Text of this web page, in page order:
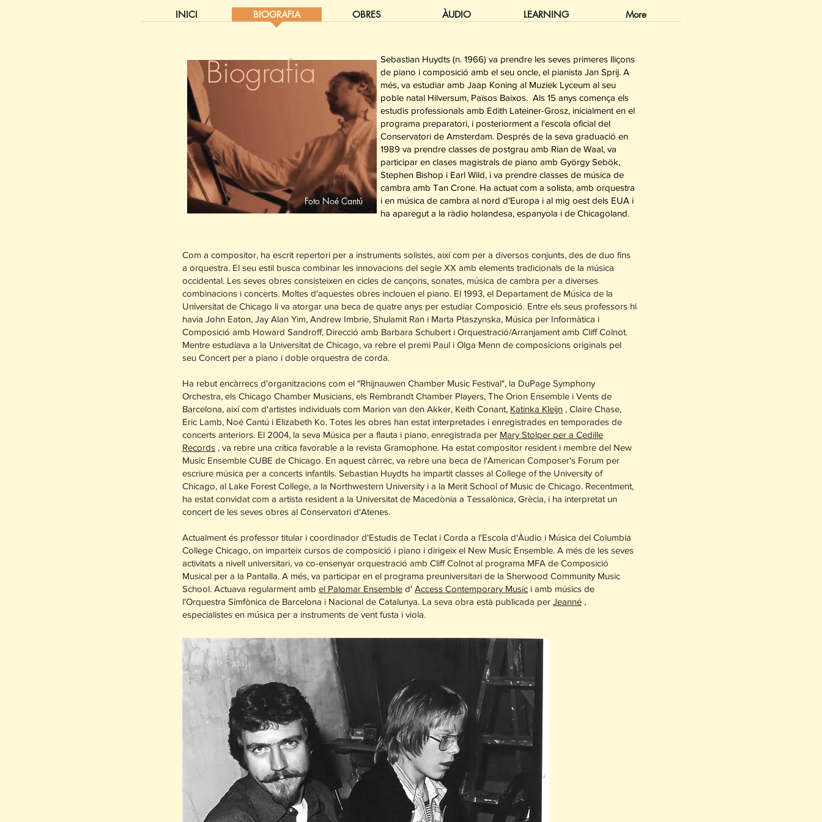
INICI BIOGRAFIA OBRES ÀUDIO LEARNING More
Biografia
Foto Noé Cantú
Sebastian Huydts (n. 1966) va prendre les seves primeres lliçons
de piano i composició amb el seu oncle, el pianista Jan Sprij. A
més, va estudiar amb Jaap Koning al Muziek Lyceum al seu
poble natal Hilversum, Països Baixos. Als 15 anys comença els
estudis professionals amb Edith Lateiner-Grosz, inicialment en el
programa preparatori, i posteriorment a l'escola oficial del
Conservatori de Amsterdam. Després de la seva graduació en
1989 va prendre classes de postgrau amb Rian de Waal, va
participar en clases magistrals de piano amb György Sebök,
Stephen Bishop i Earl Wild, i va prendre classes de música de
cambra amb Tan Crone. Ha actuat com a solista, amb orquestra
i en música de cambra al nord d'Europa i al mig oest dels EUA i
ha aparegut a la ràdio holandesa, espanyola i de Chicagoland.
Com a compositor, ha escrit repertori per a instruments solistes, així com per a diversos conjunts, des de duo fins
a orquestra. El seu estil busca combinar les innovacions del segle XX amb elements tradicionals de la música
occidental. Les seves obres consisteixen en cicles de cançons, sonates, música de cambra per a diverses
combinacions i concerts. Moltes d'aquestes obres inclouen el piano. El 1993, el Departament de Música de la
Universitat de Chicago li va atorgar una beca de quatre anys per estudiar Composició. Entre els seus professors hi
havia John Eaton, Jay Alan Yim, Andrew Imbrie, Shulamit Ran i Marta Ptaszynska, Música per Informàtica i
Composició amb Howard Sandroff, Direcció amb Barbara Schubert i Orquestració/Arranjament amb Cliff Colnot.
Mentre estudiava a la Universitat de Chicago, va rebre el premi Paul i Olga Menn de composicions originals pel
seu Concert per a piano i doble orquestra de corda.
Ha rebut encàrrecs d'organitzacions com el "Rhijnauwen Chamber Music Festival", la DuPage Symphony
Orchestra, els Chicago Chamber Musicians, els Rembrandt Chamber Players, The Orion Ensemble i Vents de
Barcelona, així com d'artistes individuals com Marion van den Akker, Keith Conant, Katinka Kleijn , Claire Chase,
Eric Lamb, Noé Cantú i Elizabeth Ko. Totes les obres han estat interpretades i enregistrades en temporades de
concerts anteriors. El 2004, la seva Música per a flauta i piano, enregistrada per Mary Stolper per a Cedille
Records , va rebre una crítica favorable a la revista Gramophone. Ha estat compositor resident i membre del New
Music Ensemble CUBE de Chicago. En aquest càrrec, va rebre una beca de l'American Composer's Forum per
escriure música per a concerts infantils. Sebastian Huydts ha impartit classes al College of the University of
Chicago, al Lake Forest College, a la Northwestern University i a la Merit School of Music de Chicago. Recentment,
ha estat convidat com a artista resident a la Universitat de Macedònia a Tessalònica, Grècia, i ha interpretat un
concert de les seves obres al Conservatori d'Atenes.
Actualment és professor titular i coordinador d'Estudis de Teclat i Corda a l'Escola d'Àudio i Música del Columbia
College Chicago, on imparteix cursos de composició i piano i dirigeix el New Music Ensemble. A més de les seves
activitats a nivell universitari, va co-ensenyar orquestració amb Cliff Colnot al programa MFA de Composició
Musical per a la Pantalla. A més, va participar en el programa preuniversitari de la Sherwood Community Music
School. Actuava regularment amb el Palomar Ensemble d' Access Contemporary Music i amb músics de
l'Orquestra Simfònica de Barcelona i Nacional de Catalunya. La seva obra està publicada per Jeanné ,
especialistes en música per a instruments de vent fusta i viola.